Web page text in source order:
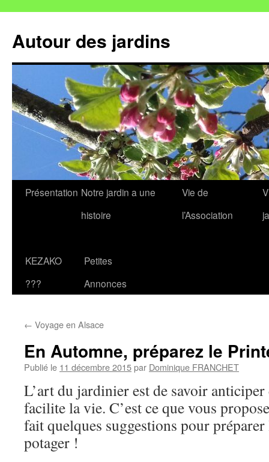
Autour des jardins
Aller
Présentation Notre jardin a une
histoire
Vie de
l’Association
KEZAKO
???
Petites
Annonces
← Voyage en Alsace
En Automne, préparez le
Publié le 11 décembre 2015par Dominique FRANCHET
L’art du jardinier est de savoir
facilite la vie. C’est ce que vous
fait quelques suggestions pour
potager !